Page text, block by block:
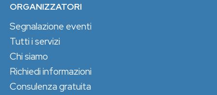
ORGANIZZATORI
Segnalazione eventi
Tutti i servizi
Chi siamo
Richiedi informazioni
Consulenza gratuita